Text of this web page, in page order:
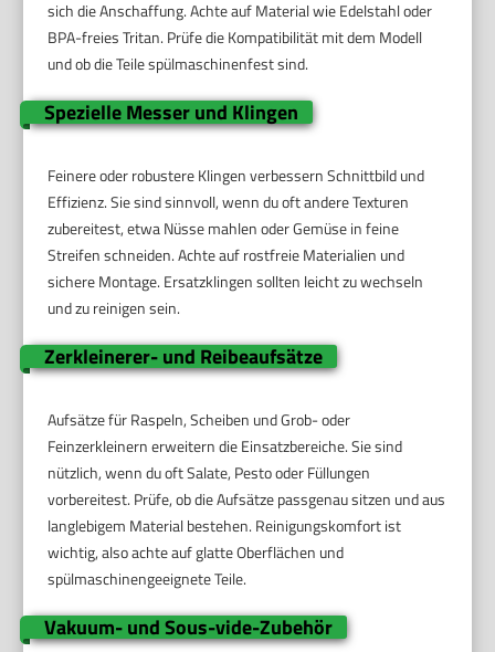
sich die Anschaffung. Achte auf Material wie Edelstahl oder
BPA-freies Tritan. Prüfe die Kompatibilität mit dem Modell
und ob die Teile spülmaschinenfest sind.
Spezielle Messer und Klingen
Feinere oder robustere Klingen verbessern Schnittbild und
Effizienz. Sie sind sinnvoll, wenn du oft andere Texturen
zubereitest, etwa Nüsse mahlen oder Gemüse in feine
Streifen schneiden. Achte auf rostfreie Materialien und
sichere Montage. Ersatzklingen sollten leicht zu wechseln
und zu reinigen sein.
Zerkleinerer- und Reibeaufsätze
Aufsätze für Raspeln, Scheiben und Grob- oder
Feinzerkleinern erweitern die Einsatzbereiche. Sie sind
nützlich, wenn du oft Salate, Pesto oder Füllungen
vorbereitest. Prüfe, ob die Aufsätze passgenau sitzen und aus
langlebigem Material bestehen. Reinigungskomfort ist
wichtig, also achte auf glatte Oberflächen und
spülmaschinengeeignete Teile.
Vakuum- und Sous-vide-Zubehör